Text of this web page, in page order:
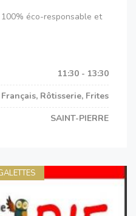
éco-responsable et
11:30 - 13:30
Français, Rôtisserie, Frites
SAINT-PIERRE